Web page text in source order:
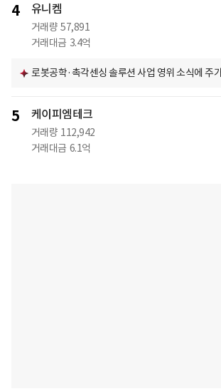
4 유니켐
거래량 57,891
거래대금 3.4억
로봇공학·촉각센싱 솔루션 사업 영위 소식에 주
5 케이피엠테크
거래량 112,942
거래대금 6.1억